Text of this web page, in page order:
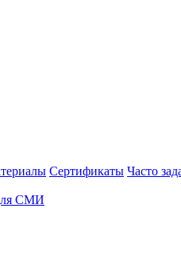
Сертификаты Часто
СМИ